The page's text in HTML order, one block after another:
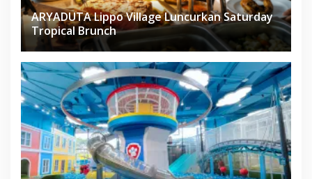
ARYADUTA Lippo Village Luncurkan Saturday
Tropical Brunch